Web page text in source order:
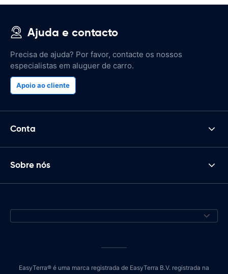
Ajuda e contacto
Precisa de ajuda? Por favor, contacte os nossos
especialistas em aluguer de carro.
Apoio ao cliente
Conta
Sobre nós
EasyTerra® é uma marca registrada de EasyTerra B.V. registrada na